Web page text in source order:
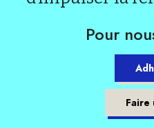
Pour
Faire